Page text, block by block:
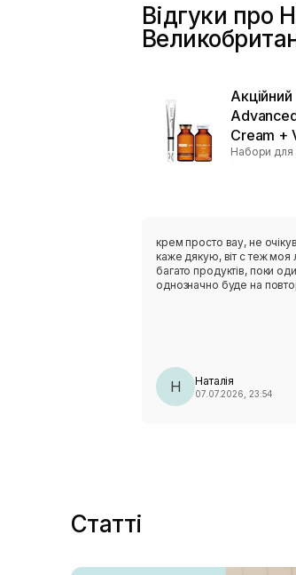
Відгуки про
Cream +
Набори для
крем просто вау, не
каже дякую, віт с теж моя
багато продуктів, поки
однозначно буде на
Н Наталія
07.07.2026, 23:54
Статті